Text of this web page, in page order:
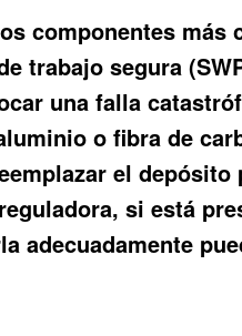
componentes
trabajo segura
una falla
o fibra de
el
si está
adecuadamente